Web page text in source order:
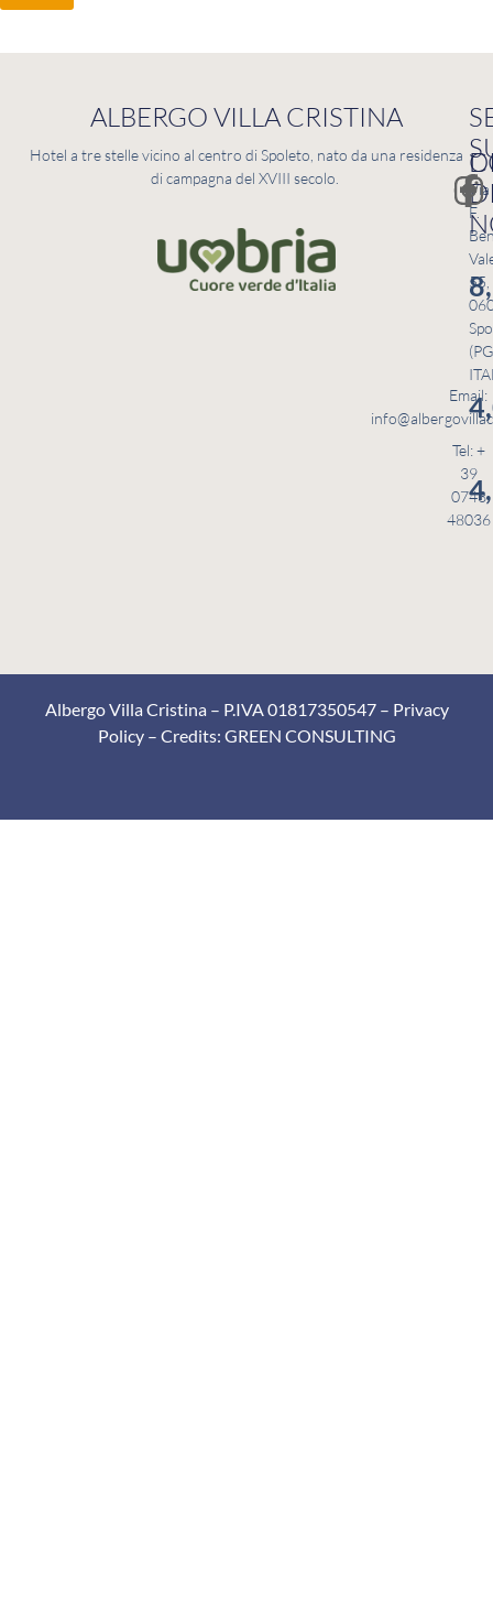
ALBERGO VILLA CRISTINA
Hotel a tre stelle vicino al centro di Spoleto, nato da una residenza
di campagna del XVIII secolo.
Via
F.
55,
Email:
Tel: +
39
0743
48036
Albergo Villa Cristina – P.IVA 01817350547 – Privacy
Policy– Credits: GREEN CONSULTING